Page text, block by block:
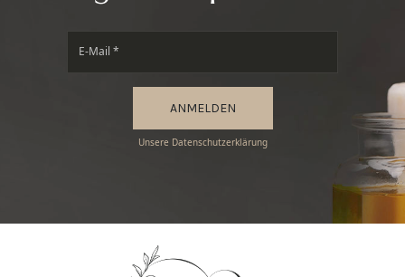
ANMELDEN
Unsere Datenschutzerklärung